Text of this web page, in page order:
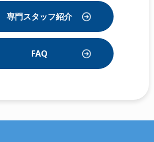
専門スタッフ紹介
FAQ